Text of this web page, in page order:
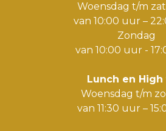
Woensdag t/m
van 10:00 uur –
Zondag
van 10:00 uur -
Lunch en High
Woensdag t/m
van 11:30 uur –